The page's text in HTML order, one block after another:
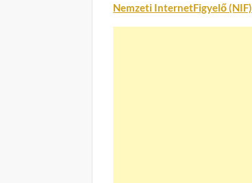
Nemzeti InternetFigyelő (NIF)